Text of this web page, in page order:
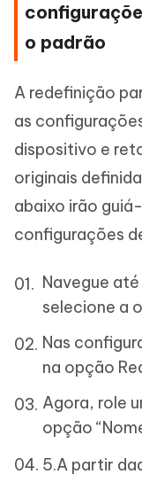
o padrão
A redefinição
as
dispositivo e
originais
abaixo irão
configurações
Navegue
selecione a
Nas
na opção
Agora, role
opção
5.A partir